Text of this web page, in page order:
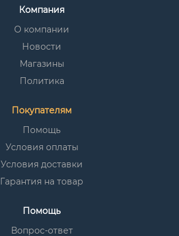
Компания
О компании
Новости
Магазины
Политика
Покупателям
Помощь
Условия оплаты
Условия доставки
Гарантия на товар
Помощь
Вопрос-ответ